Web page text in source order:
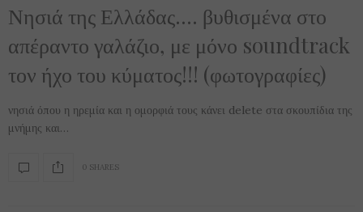
Νησιά της Ελλάδας…. βυθισμένα στο
απέραντο γαλάζιο, με μόνο soundtrack
τον ήχο του κύματος!!! (φωτογραφίες)
νησιά όπου η ηρεμία και η ομορφιά τους κάνει delete στα σκουπίδια της
μνήμης και…
0 SHARES